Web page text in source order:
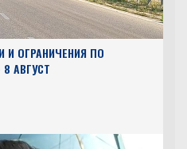
И ОГРАНИЧЕНИЯ ПО
АВГУСТ